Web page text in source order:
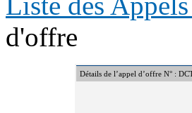
d'offre
Détails de l’appel d’offre N° :